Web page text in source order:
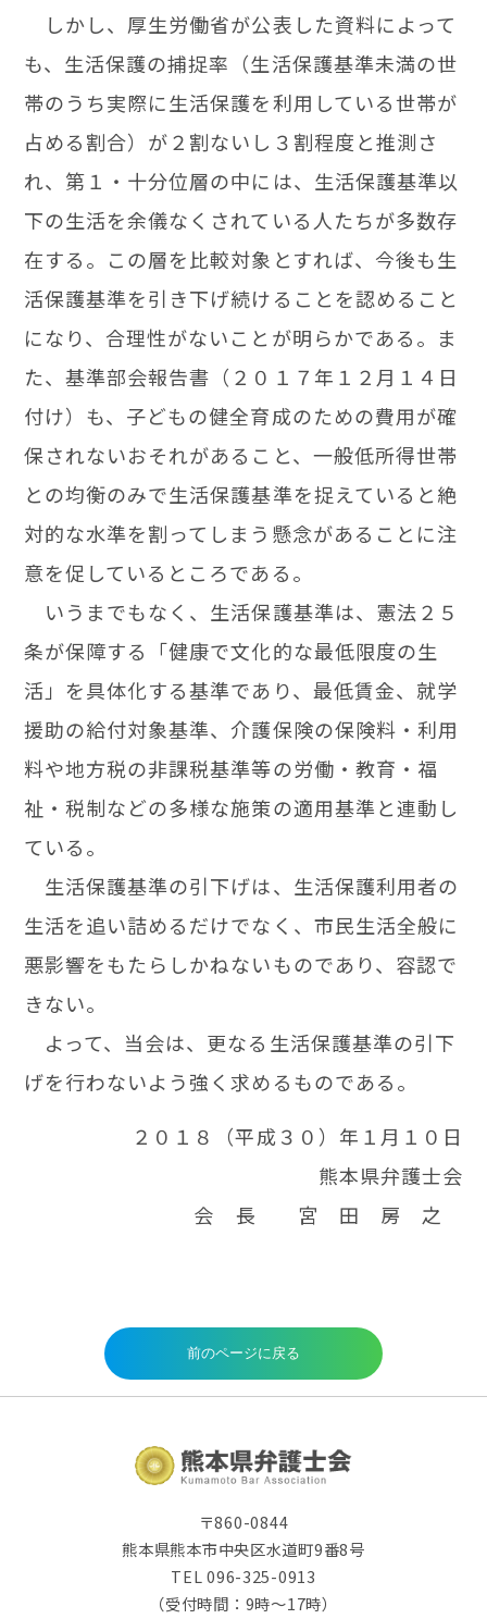
しかし、厚生労働省が公表した資料によって
も、生活保護の捕捉率（生活保護基準未満の世
帯のうち実際に生活保護を利用している世帯が
占める割合）が２割ないし３割程度と推測さ
れ、第１・十分位層の中には、生活保護基準以
下の生活を余儀なくされている人たちが多数存
在する。この層を比較対象とすれば、今後も生
活保護基準を引き下げ続けることを認めること
になり、合理性がないことが明らかである。ま
た、基準部会報告書（２０１７年１２月１４日
付け）も、子どもの健全育成のための費用が確
保されないおそれがあること、一般低所得世帯
との均衡のみで生活保護基準を捉えていると絶
対的な水準を割ってしまう懸念があることに注
意を促しているところである。
いうまでもなく、生活保護基準は、憲法２５
条が保障する「健康で文化的な最低限度の生
活」を具体化する基準であり、最低賃金、就学
援助の給付対象基準、介護保険の保険料・利用
料や地方税の非課税基準等の労働・教育・福
祉・税制などの多様な施策の適用基準と連動し
ている。
生活保護基準の引下げは、生活保護利用者の
生活を追い詰めるだけでなく、市民生活全般に
悪影響をもたらしかねないものであり、容認で
きない。
よって、当会は、更なる生活保護基準の引下
げを行わないよう強く求めるものである。
２０１８（平成３０）年１月１０日
熊本県弁護士会
会 長 宮 田 房 之
〒860-0844
熊本県熊本市中央区水道町9番8号
TEL 096-325-0913
（受付時間：9時～17時）